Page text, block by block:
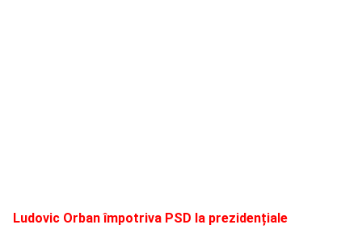
Ludovic Orban împotriva PSD la prezidențiale